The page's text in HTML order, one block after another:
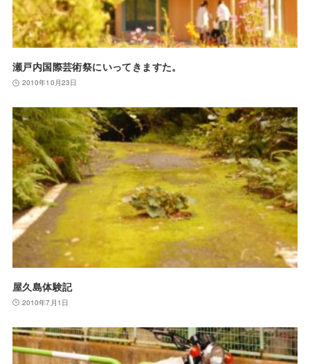
瀬戸内国際芸術祭にいってきますた。
2010年10月23日
屋久島体験記
2010年7月1日